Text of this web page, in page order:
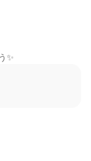
✨